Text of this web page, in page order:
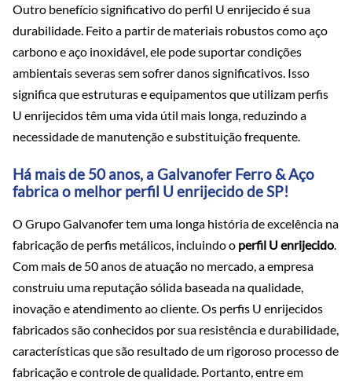
Outro benefício significativo do perfil U enrijecido é sua
durabilidade. Feito a partir de materiais robustos como aço
carbono e aço inoxidável, ele pode suportar condições
ambientais severas sem sofrer danos significativos. Isso
significa que estruturas e equipamentos que utilizam perfis
U enrijecidos têm uma vida útil mais longa, reduzindo a
necessidade de manutenção e substituição frequente.
Há mais de 50 anos, a Galvanofer Ferro & Aço
fabrica o melhor perfil U enrijecido de SP!
O Grupo Galvanofer tem uma longa história de excelência na
fabricação de perfis metálicos, incluindo o perfil U enrijecido.
Com mais de 50 anos de atuação no mercado, a empresa
construiu uma reputação sólida baseada na qualidade,
inovação e atendimento ao cliente. Os perfis U enrijecidos
fabricados são conhecidos por sua resistência e durabilidade,
características que são resultado de um rigoroso processo de
fabricação e controle de qualidade. Portanto, entre em